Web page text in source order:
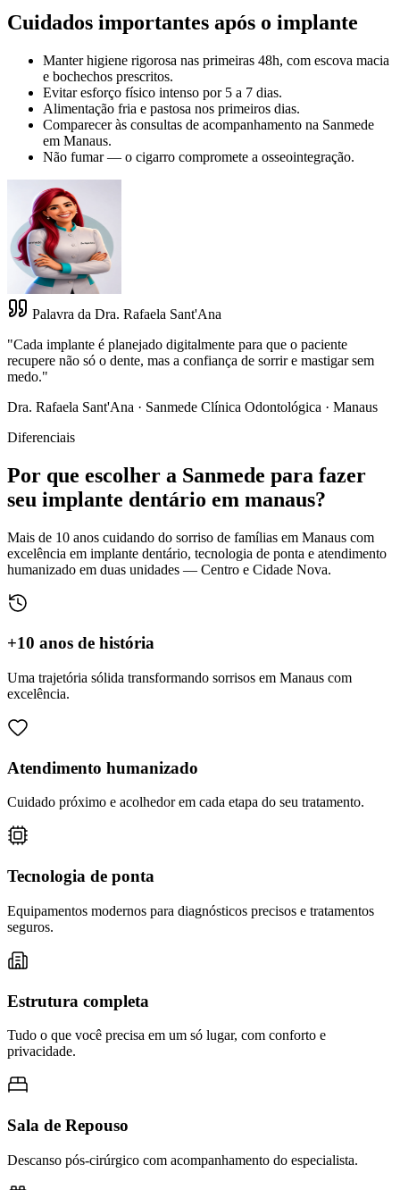
Cuidados importantes após o implante
Manter higiene rigorosa nas primeiras 48h, com escova macia
e bochechos prescritos.
Evitar esforço físico intenso por 5 a 7 dias.
Alimentação fria e pastosa nos primeiros dias.
Comparecer às consultas de acompanhamento na Sanmede
em Manaus.
Não fumar — o cigarro compromete a osseointegração.
Palavra da Dra. Rafaela Sant'Ana
"Cada implante é planejado digitalmente para que o paciente
recupere não só o dente, mas a confiança de sorrir e mastigar sem
medo."
Dra. Rafaela Sant'Ana · Sanmede Clínica Odontológica · Manaus
Diferenciais
Por que escolher a Sanmede para fazer
seu implante dentário em manaus?
Mais de 10 anos cuidando do sorriso de famílias em Manaus com
excelência em implante dentário, tecnologia de ponta e atendimento
humanizado em duas unidades — Centro e Cidade Nova.
+10 anos de história
Uma trajetória sólida transformando sorrisos em Manaus com
excelência.
Atendimento humanizado
Cuidado próximo e acolhedor em cada etapa do seu tratamento.
Tecnologia de ponta
Equipamentos modernos para diagnósticos precisos e tratamentos
seguros.
Estrutura completa
Tudo o que você precisa em um só lugar, com conforto e
privacidade.
Sala de Repouso
Descanso pós-cirúrgico com acompanhamento do especialista.